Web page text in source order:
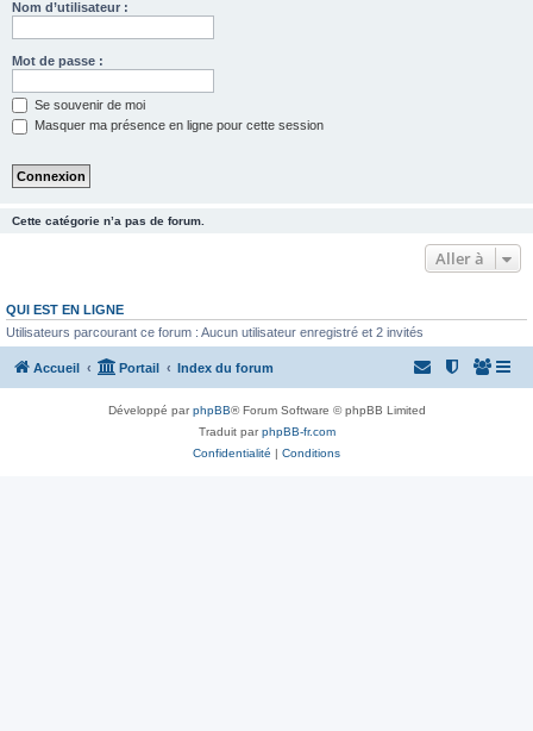
Nom d’utilisateur :
Mot de passe :
Se souvenir de moi
Masquer ma présence en ligne pour cette session
Cette catégorie n’a pas de forum.
Aller à
QUI EST EN LIGNE
Utilisateurs parcourant ce forum : Aucun utilisateur enregistré et 2 invités
Accueil Portail Index du forum
Développé parphpBB® Forum Software © phpBB Limited
Traduit parphpBB-fr.com
Confidentialité | Conditions